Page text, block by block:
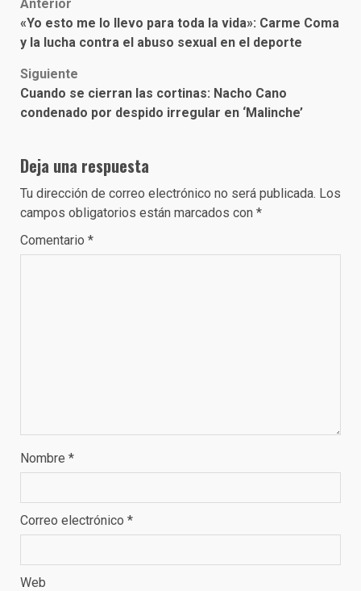
Post
navigation
Anterior
«Yo esto me lo llevo para toda la vida»: Carme Coma
y la lucha contra el abuso sexual en el deporte
Siguiente
Cuando se cierran las cortinas: Nacho Cano
condenado por despido irregular en ‘Malinche’
Deja una respuesta
Tu dirección de correo electrónico no será publicada. Los
campos obligatorios están marcados con *
Comentario *
Nombre *
Correo electrónico *
Web